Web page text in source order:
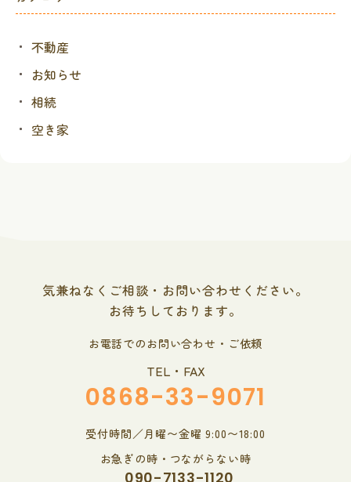
不動産
お知らせ
相続
空き家
気兼ねなくご相談・お問い合わせください。
お待ちしております。
お電話でのお問い合わせ・ご依頼
TEL・FAX
0868-33-9071
受付時間／月曜〜金曜 9:00〜18:00
お急ぎの時・つながらない時
090-7133-1120